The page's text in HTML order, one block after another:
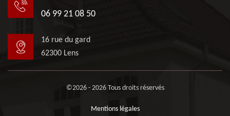
06 99 21 08 50
16 rue du gard
62300 Lens
©2026 - 2026 Tous droits réservés
Mentions légales